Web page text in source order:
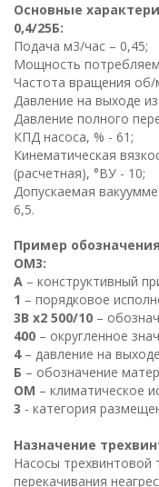
Основные
0,4/25Б:
Подача м3/час – 0,45;
Мощность
Частота вращения об/
Давление на выходе
Давление полного
КПД насоса, % - 61;
Кинематическая
(расчетная), °ВУ - 10;
Допускаемая
6,5.
Пример
ОМ3:
А – конструктивный
1 – порядковое
3В х2 500/10 –
400 – округленное
4– давление на
Б – обозначение
ОМ – климатическое
3 - категория
Назначение
Насосы трехвинтовой
перекачивания